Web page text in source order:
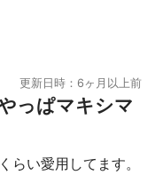
更新日時：6ヶ月以上前
っぱマキシマ
らい愛用してます。